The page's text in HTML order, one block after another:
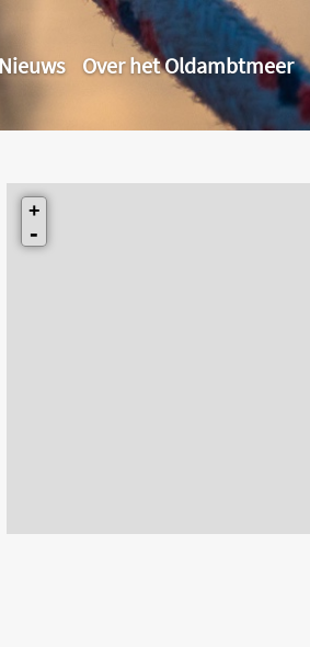
Nieuws Over het Oldambtmeer
+
-